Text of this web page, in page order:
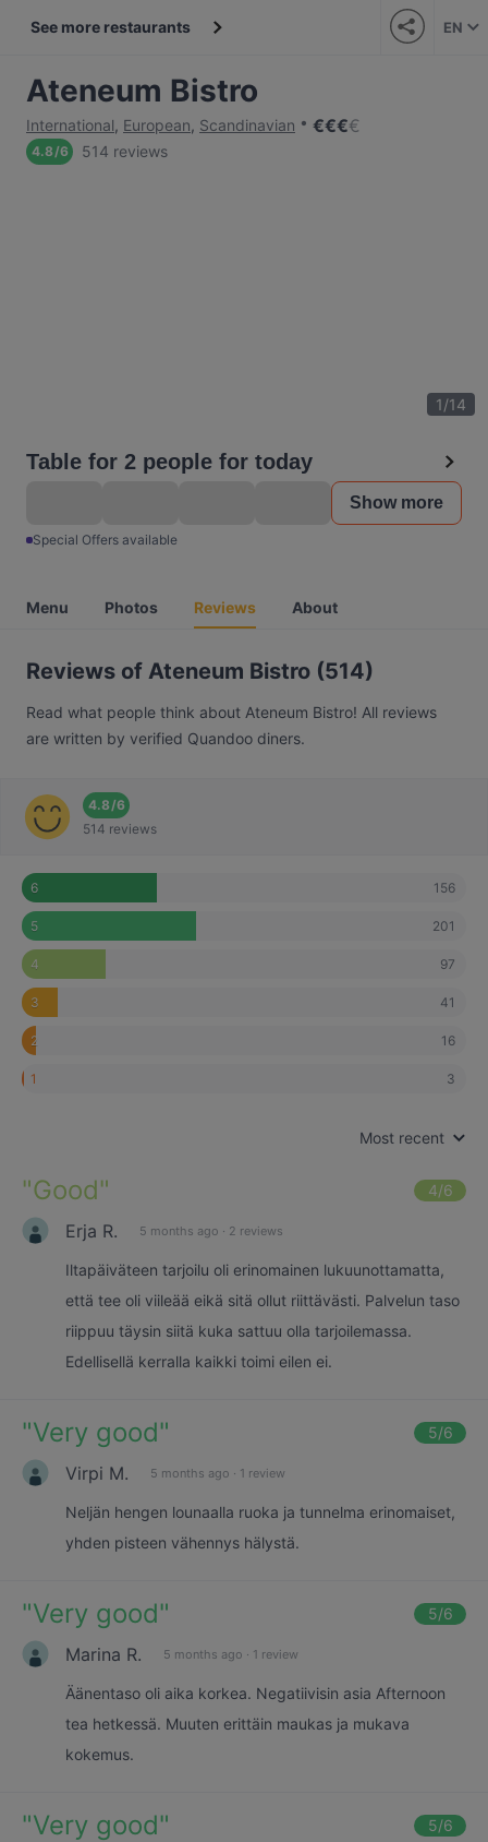
See more restaurants EN
Ateneum Bistro
International, European, Scandinavian €€€€
4.8/6 514 reviews
1/14
Table for 2 people for today
Show more
Special Offers available
Menu Photos Reviews About
Reviews of Ateneum Bistro (514)
Read what people think about Ateneum Bistro! All reviews
are written by verified Quandoo diners.
4.8/6
514 reviews
6 156
5 201
4 97
3 41
2 16
1 3
Most recent
"Good" 4/6
Erja R. 5 months ago · 2 reviews
Iltapäiväteen tarjoilu oli erinomainen lukuunottamatta,
että tee oli viileää eikä sitä ollut riittävästi. Palvelun taso
riippuu täysin siitä kuka sattuu olla tarjoilemassa.
Edellisellä kerralla kaikki toimi eilen ei.
"Very good" 5/6
Virpi M. 5 months ago · 1 review
Neljän hengen lounaalla ruoka ja tunnelma erinomaiset,
yhden pisteen vähennys hälystä.
"Very good" 5/6
Marina R. 5 months ago · 1 review
Äänentaso oli aika korkea. Negatiivisin asia Afternoon
tea hetkessä. Muuten erittäin maukas ja mukava
kokemus.
"Very good" 5/6